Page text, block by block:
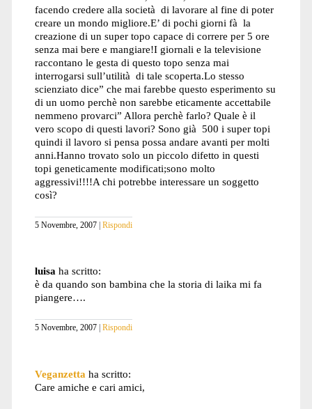
facendo credere alla società di lavorare al fine di poter
creare un mondo migliore.E’ di pochi giorni fà la
creazione di un super topo capace di correre per 5 ore
senza mai bere e mangiare!I giornali e la televisione
raccontano le gesta di questo topo senza mai
interrogarsi sull’utilità di tale scoperta.Lo stesso
scienziato dice” che mai farebbe questo esperimento su
di un uomo perchè non sarebbe eticamente accettabile
nemmeno provarci” Allora perchè farlo? Quale è il
vero scopo di questi lavori? Sono già 500 i super topi
quindi il lavoro si pensa possa andare avanti per molti
anni.Hanno trovato solo un piccolo difetto in questi
topi geneticamente modificati;sono molto
aggressivi!!!!A chi potrebbe interessare un soggetto
così?
5 Novembre, 2007 Rispondi
luisa ha scritto:
è da quando son bambina che la storia di laika mi fa
piangere….
5 Novembre, 2007 Rispondi
Veganzetta ha scritto:
Care amiche e cari amici,